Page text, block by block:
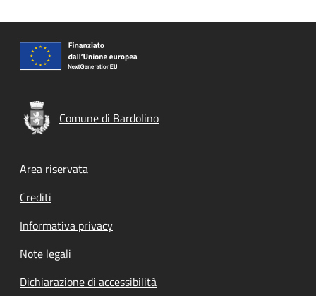
Comune di Bardolino
Footer menu
Area riservata
Crediti
Informativa privacy
Note legali
Dichiarazione di accessibilità